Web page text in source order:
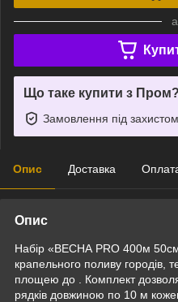
Що таке купити з Пром?
Замовлення під захистом
Опис Доставка
Опис
Набір «ВЕСНА PRO 400м
крапельного поливу городів,
площею до . Комплект
рядків довжиною по 10 м